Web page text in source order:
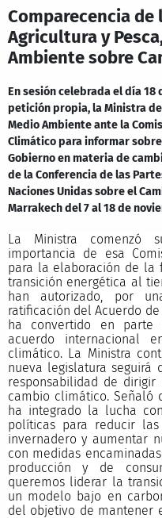
Comparecencia de
Agricultura y
Ambiente sobre
En sesión celebrada el día 18
petición propia, la Ministra
Medio Ambiente ante la
Climático para informar
Gobierno en materia de
de la Conferencia de las
Naciones Unidas sobre el
Marrakech del 7 al 18 de
La Ministra comenzó
importancia de esa
para la elaboración de la
transición energética al
han autorizado, por
ratificación del Acuerdo de
ha convertido en
acuerdo internacional
climático. La Ministra
nueva legislatura seguirá
responsabilidad de
cambio climático. Señaló
ha integrado la lucha
políticas para reducir
invernadero y aumentar
con medidas
producción y de
queremos liderar la
un modelo bajo en
del objetivo de mantener